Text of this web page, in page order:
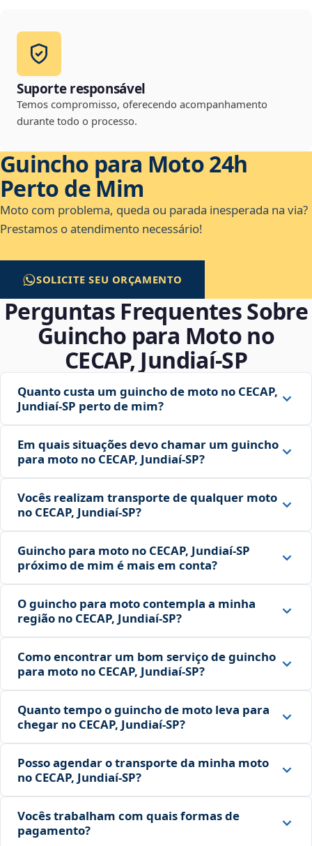
Suporte responsável
Temos compromisso, oferecendo acompanhamento
durante todo o processo.
Guincho para Moto 24h
Perto de Mim
Moto com problema, queda ou parada inesperada na via?
Prestamos o atendimento necessário!
SOLICITE SEU ORÇAMENTO
Perguntas Frequentes Sobre
Guincho para Moto no
CECAP, Jundiaí‑SP
Quanto custa um guincho de moto no CECAP,
Jundiaí‑SP perto de mim?
Em quais situações devo chamar um guincho
para moto no CECAP, Jundiaí‑SP?
Vocês realizam transporte de qualquer moto
no CECAP, Jundiaí‑SP?
Guincho para moto no CECAP, Jundiaí‑SP
próximo de mim é mais em conta?
O guincho para moto contempla a minha
região no CECAP, Jundiaí‑SP?
Como encontrar um bom serviço de guincho
para moto no CECAP, Jundiaí‑SP?
Quanto tempo o guincho de moto leva para
chegar no CECAP, Jundiaí‑SP?
Posso agendar o transporte da minha moto
no CECAP, Jundiaí‑SP?
Vocês trabalham com quais formas de
pagamento?